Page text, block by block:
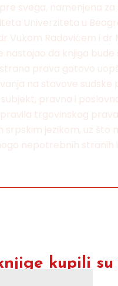
svega, namenjena
Univerziteta u
Vukom Radovićem i dr
nastojao da knjiga
strana prava gotovo
na stavove
pravna i
trgovinskog
srpskim jezikom, uz što
nepotrebnih stranih
kupili su